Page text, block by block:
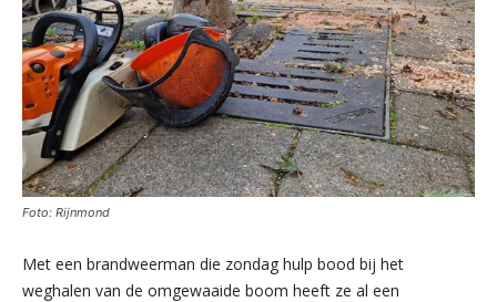
Foto: Rijnmond
Met een brandweerman die zondag hulp bood bij het
weghalen van de omgewaaide boom heeft ze al een